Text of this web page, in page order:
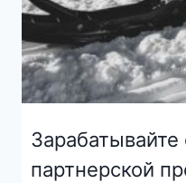
партнерской